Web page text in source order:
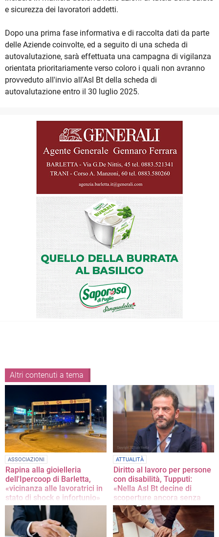
e sicurezza dei lavoratori addetti.
Dopo una prima fase informativa e di raccolta dati da parte
delle Aziende coinvolte, ed a seguito di una scheda di
autovalutazione, sarà effettuata una campagna di vigilanza
orientata prioritariamente verso coloro i quali non avranno
provveduto all'invio all'Asl Bt della scheda di
autovalutazione entro il 30 luglio 2025.
Altri contenuti a tema
ASSOCIAZIONI
Rapina alla gioielleria
dell'Ipercoop di Barletta,
«vicinanza alle lavoratrici in
stato di shock e infortunio»
La nota della Filcams Bat
ATTUALITÀ
Diritto al lavoro per persone
con disabilità, Tupputi:
«Nella Asl Bt decine di
scoperture ancora senza
risposte»
La nota del Consigliere Comunale
Vito Tupputi